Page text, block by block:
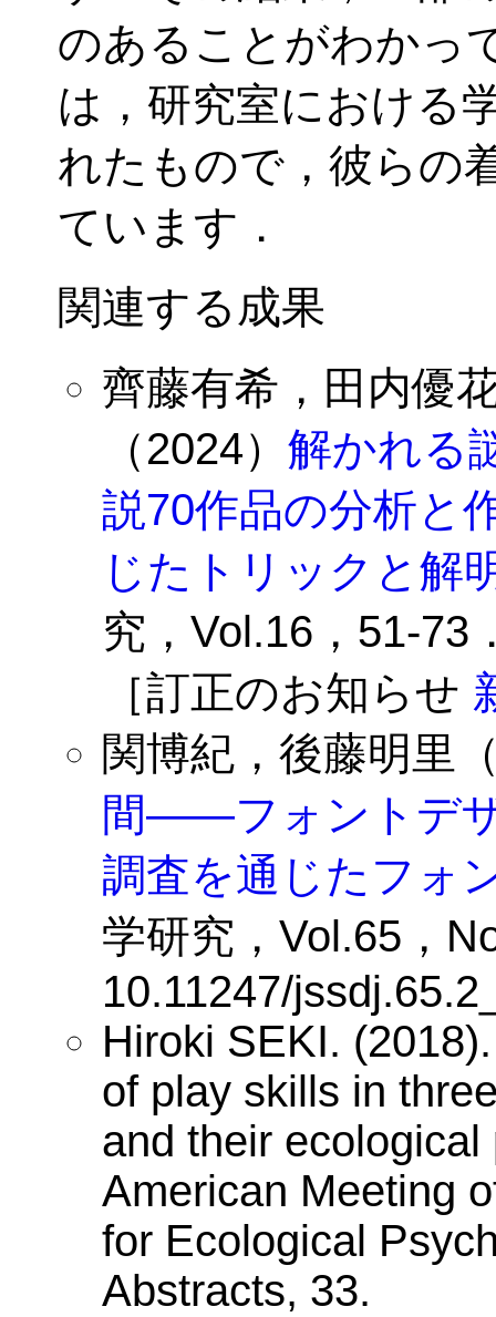
のあることがわかっ
は，研究室における
れたもので，彼らの
ています．
関連する成果
齊藤有希，田内優
（2024） 解かれる
説70作品の分析と
じたトリックと解
究，Vol.16，51-73
［訂正のお知らせ
関博紀，後藤明里
間——フォントデ
調査を通じたフォ
学研究，Vol.65，
10.11247/
Hiroki SEKI.
of play skills in
and their
American Meeting
for Ecological
Abstracts, 33.